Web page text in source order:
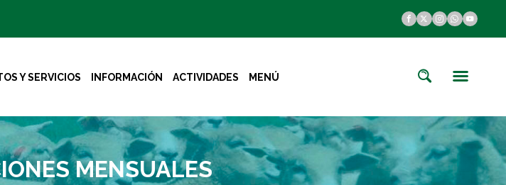
Y SERVICIOS INFORMACIÓN ACTIVIDADES MENÚ
MENSUALES